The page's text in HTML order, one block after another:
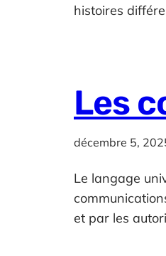
histoires
Les
décembre 5,
Le langage
et par les